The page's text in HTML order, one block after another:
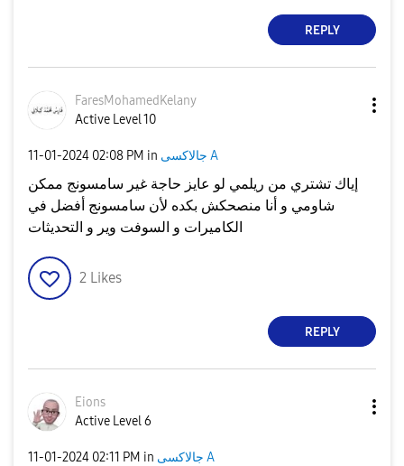
REPLY
FaresMohamedKelany
Active Level 10
‎11-01-2024 02:08 PM in جالاكسى A
إياك تشتري من ريلمي لو عايز حاجة غير سامسونج ممكن
شاومي و أنا منصحكش بكده لأن سامسونج أفضل في
الكاميرات و السوفت وير و التحديثات
2 Likes
REPLY
Eions
Active Level 6
‎11-01-2024 02:11 PM in جالاكسى A